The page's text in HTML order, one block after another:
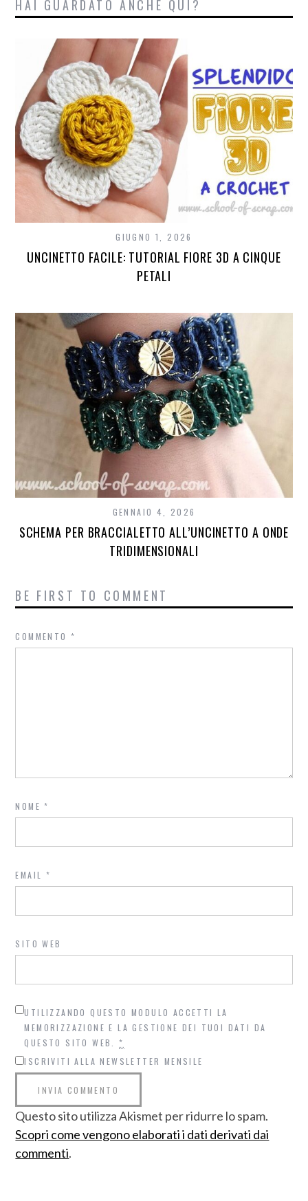
HAI GUARDATO ANCHE QUI?
GIUGNO 1, 2026
UNCINETTO FACILE: TUTORIAL FIORE 3D A CINQUE
PETALI
GENNAIO 4, 2026
SCHEMA PER BRACCIALETTO ALL’UNCINETTO A ONDE
TRIDIMENSIONALI
BE FIRST TO COMMENT
COMMENTO*
NOME*
EMAIL *
SITO WEB
UTILIZZANDO QUESTO MODULO ACCETTI LA
MEMORIZZAZIONE E LA GESTIONE DEI TUOI DATI DA
QUESTO SITO WEB.*
ISCRIVITI ALLA NEWSLETTER MENSILE
Questo sito utilizza Akismet per ridurre lo spam.
Scopri come vengono elaborati i dati derivati dai
commenti.